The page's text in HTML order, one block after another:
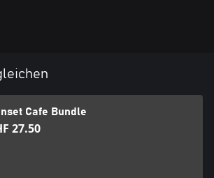
Cafe Bundle
27.50